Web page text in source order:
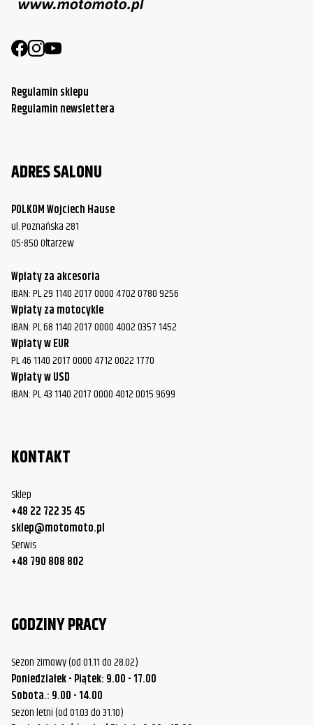
Regulamin sklepu
Regulamin newslettera
ADRES SALONU
POLKOM Wojciech Hause
ul. Poznańska 281
05-850 Ołtarzew
Wpłaty za akcesoria
IBAN: PL 29 1140 2017 0000 4702 0780 9256
Wpłaty za motocykle
IBAN: PL 68 1140 2017 0000 4002 0357 1452
Wpłaty w EUR
PL 46 1140 2017 0000 4712 0022 1770
Wpłaty w USD
IBAN: PL 43 1140 2017 0000 4012 0015 9699
KONTAKT
Sklep
+48 22 722 35 45
sklep@motomoto.pl
Serwis
+48 790 808 802
GODZINY PRACY
Sezon zimowy (od 01.11 do 28.02)
Poniedziałek - Piątek: 9.00 - 17.00
Sobota.: 9.00 - 14.00
Sezon letni (od 01.03 do 31.10)